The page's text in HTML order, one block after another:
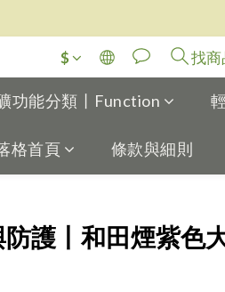
$ 找商
功能分類丨Function
格首頁 條款與細則
護丨和田煙紫色